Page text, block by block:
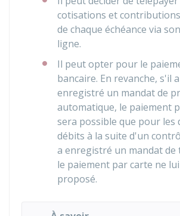
cotisations et
de chaque échéance via
ligne.
Il peut opter pour le
bancaire. En revanche, s'il
enregistré un mandat de
automatique, le paiement
sera possible que pour les
débits à la suite d'un
a enregistré un mandat de
le paiement par carte ne
proposé.